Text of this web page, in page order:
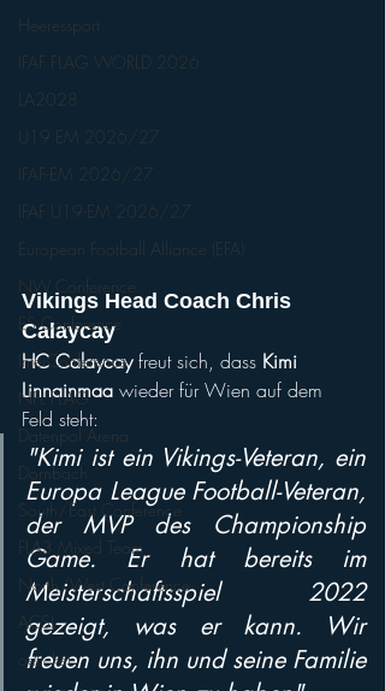
Heeressport
IFAF FLAG WORLD 2026
LA2028
U19 EM 2026/27
IFAF-EM 2026/27
IFAF U19-EM 2026/27
European Football Alliance (EFA)
NW Conference
ES Conference
InterConference
NFL FLAG
Datenpol Arena
Dornbach
South/East Conference
FLA3 Mixed Team
North/West Conference
ACSL
oeticket
Vikings Head Coach Chris
Calaycay
HC Calaycay freut sich, dass Kimi
Linnainmaa wieder für Wien auf dem
Feld steht:
"Kimi ist ein Vikings-Veteran, ein
Europa League Football-Veteran,
der MVP des Championship
Game. Er hat bereits im
Meisterschaftsspiel 2022
gezeigt, was er kann. Wir
freuen uns, ihn und seine Familie